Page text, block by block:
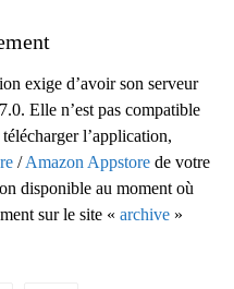
exige d’avoir son serveur
Elle n’est pas compatible
l’application,
/Amazon Appstore de votre
disponible au moment où
sur le site « archive »